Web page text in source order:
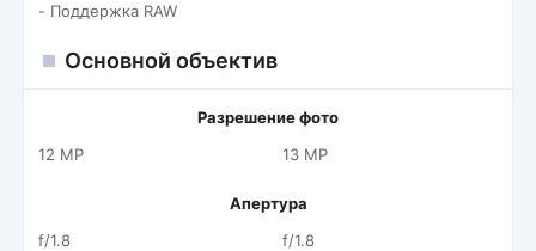
- Поддержка RAW
Основной объектив
Разрешение фото
12 MP
13 MP
Апертура
f/1.8
f/1.8